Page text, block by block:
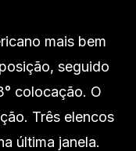
mais bem
seguido
colocação. O
Três elencos
última janela.